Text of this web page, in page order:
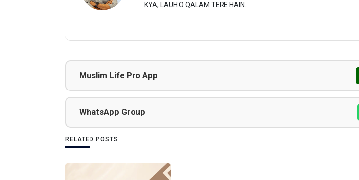
KYA, LAUH O QALAM TERE HAIN.
Muslim Life Pro App
WhatsApp Group
RELATED POSTS